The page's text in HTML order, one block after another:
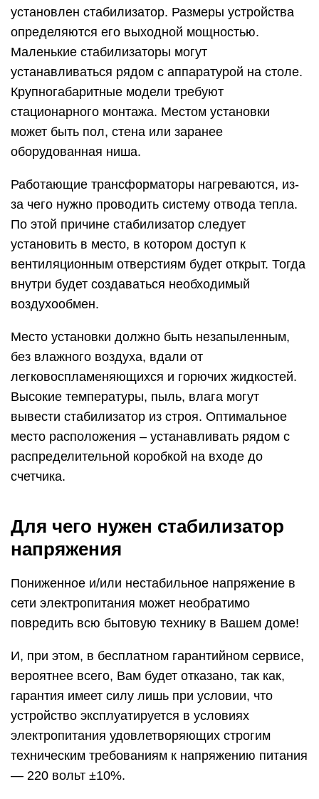
установлен стабилизатор. Размеры устройства
определяются его выходной мощностью.
Маленькие стабилизаторы могут
устанавливаться рядом с аппаратурой на столе.
Крупногабаритные модели требуют
стационарного монтажа. Местом установки
может быть пол, стена или заранее
оборудованная ниша.
Работающие трансформаторы нагреваются, из-
за чего нужно проводить систему отвода тепла.
По этой причине стабилизатор следует
установить в место, в котором доступ к
вентиляционным отверстиям будет открыт. Тогда
внутри будет создаваться необходимый
воздухообмен.
Место установки должно быть незапыленным,
без влажного воздуха, вдали от
легковоспламеняющихся и горючих жидкостей.
Высокие температуры, пыль, влага могут
вывести стабилизатор из строя. Оптимальное
место расположения – устанавливать рядом с
распределительной коробкой на входе до
счетчика.
Для чего нужен стабилизатор
напряжения
Пониженное и/или нестабильное напряжение в
сети электропитания может необратимо
повредить всю бытовую технику в Вашем доме!
И, при этом, в бесплатном гарантийном сервисе,
вероятнее всего, Вам будет отказано, так как,
гарантия имеет силу лишь при условии, что
устройство эксплуатируется в условиях
электропитания удовлетворяющих строгим
техническим требованиям к напряжению питания
— 220 вольт ±10%.